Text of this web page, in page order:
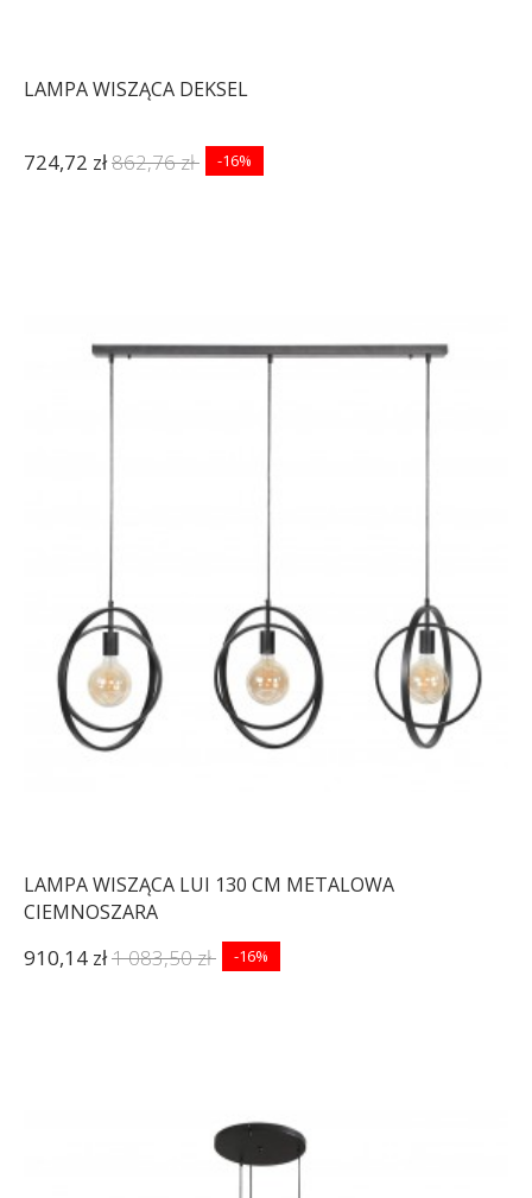
LAMPA WISZĄCA DEKSEL
724,72 zł862,76 zł -16%
LAMPA WISZĄCA LUI 130 CM METALOWA
CIEMNOSZARA
910,14 zł1 083,50 zł -16%